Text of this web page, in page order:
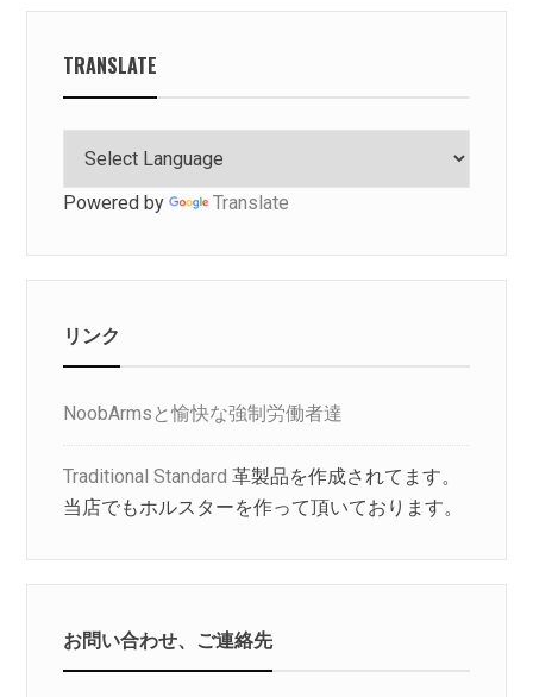
TRANSLATE
Powered by Translate
リンク
NoobArmsと愉快な強制労働者達
Traditional Standard 革製品を作成されてます。
当店でもホルスターを作って頂いております。
お問い合わせ、ご連絡先